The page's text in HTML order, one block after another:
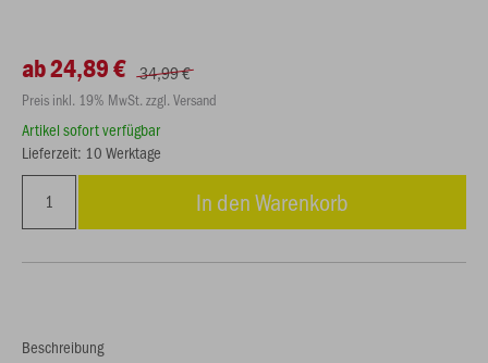
ab 24,89 € 34,99 €
Preis inkl. 19% MwSt. zzgl. Versand
Artikel sofort verfügbar
Lieferzeit: 10 Werktage
In den Warenkorb
Beschreibung